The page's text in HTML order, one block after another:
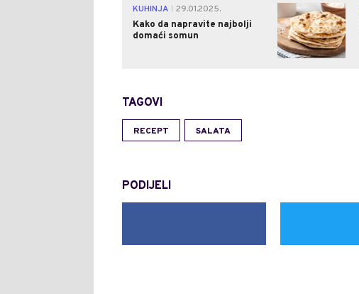
KUHINJA
29.01.2025.
Kako da napravite najbolji
domaći somun
0
TAGOVI
RECEPT SALATA
PODIJELI